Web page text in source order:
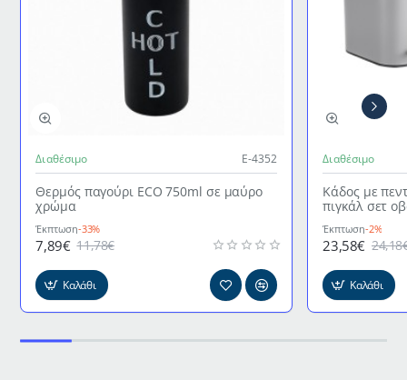
Διαθέσιμο Ε-4352
Θερμός παγούρι ECO 750ml σε μαύρο
χρώμα
Έκπτωση-33%
7,89€ 11,78€
Καλάθι
Διαθέσιμο
Κάδος με
πιγκάλ σετ
Έκπτωση-2%
23,58€
Καλάθι